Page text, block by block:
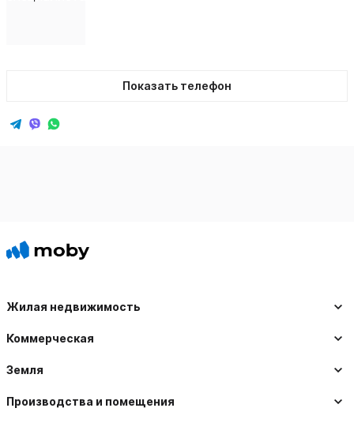
Показать телефон
Жилая недвижимость
Коммерческая
Земля
Производства и помещения